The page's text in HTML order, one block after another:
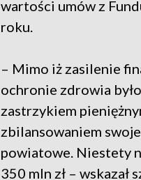
wartości umów z
roku.
– Mimo iż zasilenie
ochronie zdrowia
zastrzykiem
zbilansowaniem
powiatowe. Niestety
350 mln zł – wskazał